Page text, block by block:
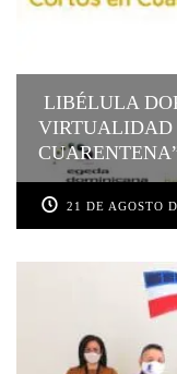
LIBÉLULA
VIRTUALIDAD
21 DE AGOSTO